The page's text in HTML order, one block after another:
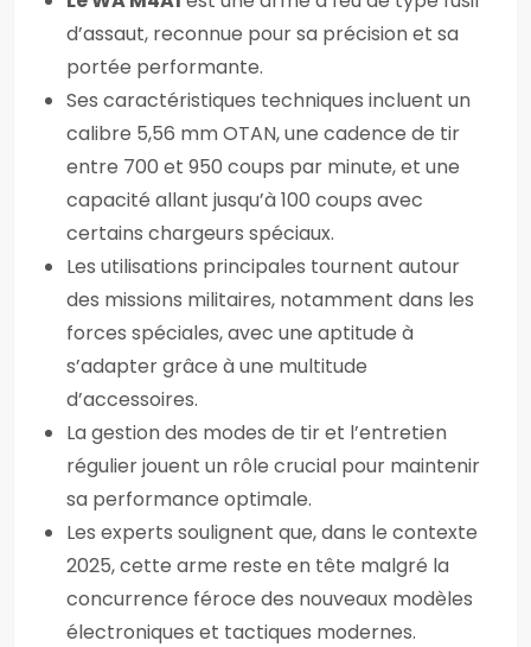
d’assaut, reconnue pour sa précision et sa
portée performante.
Ses caractéristiques techniques incluent un
calibre 5,56 mm OTAN, une cadence de tir
entre 700 et 950 coups par minute, et une
capacité allant jusqu’à 100 coups avec
certains chargeurs spéciaux.
Les utilisations principales tournent autour
des missions militaires, notamment dans les
forces spéciales, avec une aptitude à
s’adapter grâce à une multitude
d’accessoires.
La gestion des modes de tir et l’entretien
régulier jouent un rôle crucial pour maintenir
sa performance optimale.
Les experts soulignent que, dans le contexte
2025, cette arme reste en tête malgré la
concurrence féroce des nouveaux modèles
électroniques et tactiques modernes.